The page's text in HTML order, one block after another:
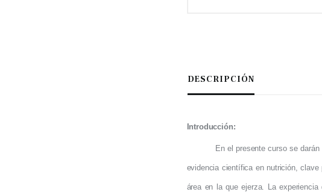
DESCRIPCIÓN
Introducción:
En el presente curso se
evidencia científica en nutrición, clave
área en la que ejerza. La